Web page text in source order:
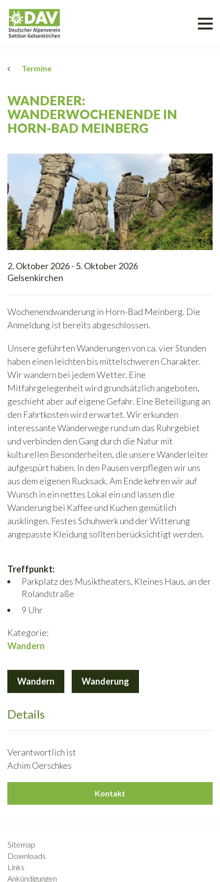
Termine
WANDERER:
WANDERWOCHENENDE IN
HORN-BAD MEINBERG
2. Oktober 2026 - 5. Oktober 2026
Gelsenkirchen
Wochenendwanderung in Horn-Bad Meinberg. Die
Anmeldung ist bereits abgeschlossen.
Unsere geführten Wanderungen von ca. vier Stunden
haben einen leichten bis mittelschweren Charakter.
Wir wandern bei jedem Wetter. Eine
Mitfahrgelegenheit wird grundsätzlich angeboten,
geschieht aber auf eigene Gefahr. Eine Beteiligung an
den Fahrtkosten wird erwartet. Wir erkunden
interessante Wanderwege rund um das Ruhrgebiet
und verbinden den Gang durch die Natur mit
kulturellen Besonderheiten, die unsere Wanderleiter
aufgespürt haben. In den Pausen verpflegen wir uns
aus dem eigenen Rucksack. Am Ende kehren wir auf
Wunsch in ein nettes Lokal ein und lassen die
Wanderung bei Kaffee und Kuchen gemütlich
ausklingen. Festes Schuhwerk und der Witterung
angepasste Kleidung sollten berücksichtigt werden.
Treffpunkt:
Parkplatz des Musiktheaters, Kleines Haus, an der
Rolandstraße
9 Uhr
Kategorie:
Wandern
Wandern Wanderung
Details
Verantwortlich ist
Achim Oerschkes
Kontakt
Sitemap
Downloads
Links
Ankündigungen